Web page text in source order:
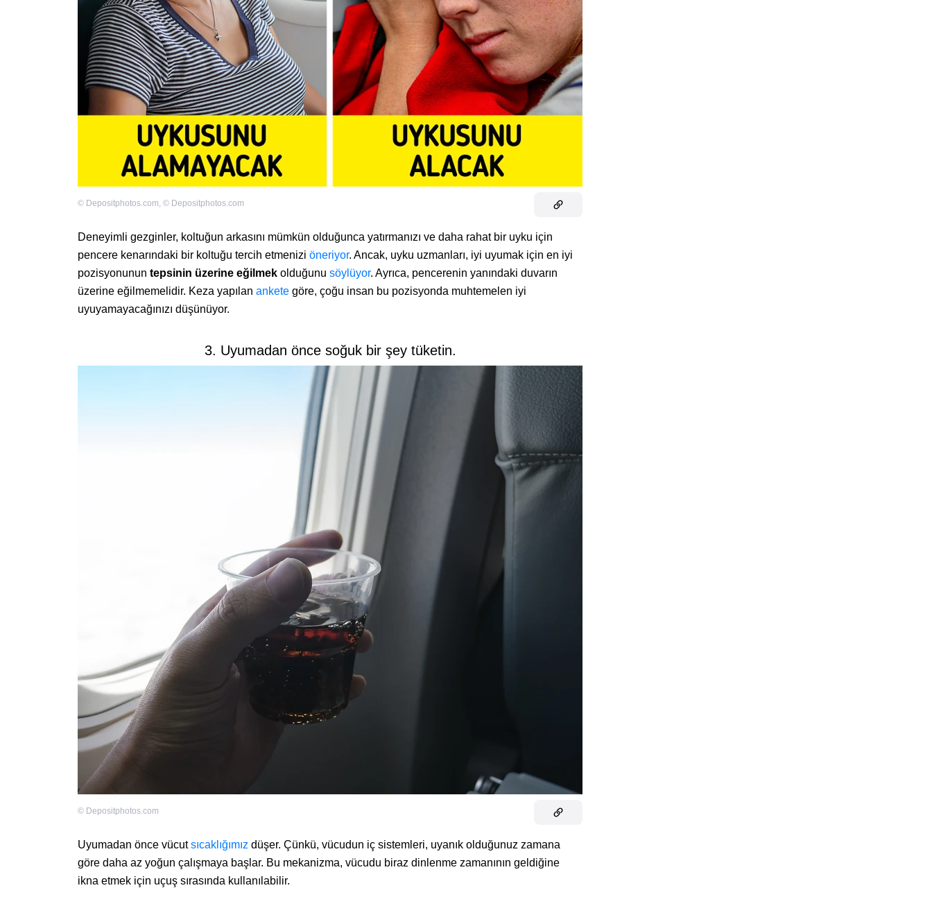
© Depositphotos.com, © Depositphotos.com
Deneyimli gezginler, koltuğun arkasını mümkün olduğunca yatırmanızı ve daha rahat bir uyku için
pencere kenarındaki bir koltuğu tercih etmenizi öneriyor. Ancak, uyku uzmanları, iyi uyumak için en iyi
pozisyonunun tepsinin üzerine eğilmek olduğunu söylüyor. Ayrıca, pencerenin yanındaki duvarın
üzerine eğilmemelidir. Keza yapılan ankete göre, çoğu insan bu pozisyonda muhtemelen iyi
uyuyamayacağınızı düşünüyor.
3. Uyumadan önce soğuk bir şey tüketin.
© Depositphotos.com
Uyumadan önce vücutsıcaklığımız düşer. Çünkü, vücudun iç sistemleri, uyanık olduğunuz zamana
göre daha az yoğun çalışmaya başlar. Bu mekanizma, vücudu biraz dinlenme zamanının geldiğine
ikna etmek için uçuş sırasında kullanılabilir.